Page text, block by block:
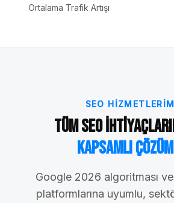
Ortalama Trafik Artışı
SEO
Tüm SEO
Kapsamlı
Google 2026 algoritması
platformlarına uyumlu,